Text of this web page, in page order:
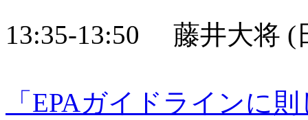
13:35-13:50 藤井大将 (
「EPAガイドラインに